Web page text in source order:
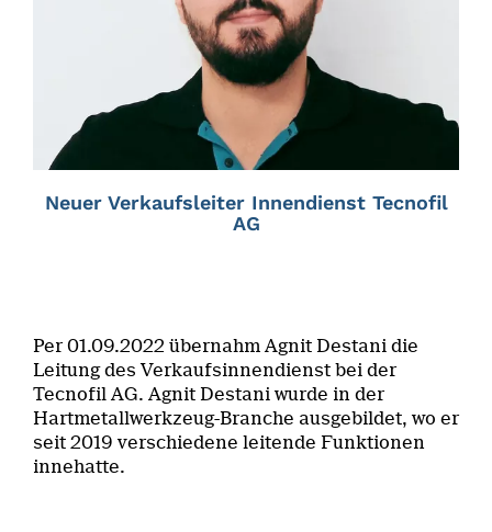
Neuer Verkaufsleiter Innendienst Tecnofil
AG
Per 01.09.2022 übernahm Agnit Destani die
Leitung des Verkaufsinnendienst bei der
Tecnofil AG. Agnit Destani wurde in der
Hartmetallwerkzeug-Branche ausgebildet, wo er
seit 2019 verschiedene leitende Funktionen
innehatte.